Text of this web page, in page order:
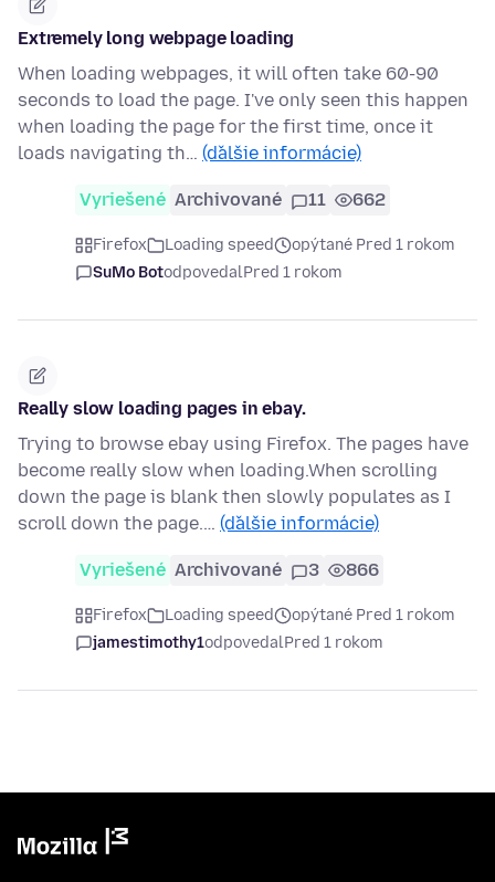
Extremely long webpage loading
When loading webpages, it will often take 60-90
seconds to load the page. I've only seen this happen
when loading the page for the first time, once it
loads navigating th… (ďalšie informácie)
Vyriešené Archivované 11 662
Firefox Loading speed
opýtané Pred 1 rokom
SuMo BotodpovedalPred 1 rokom
Really slow loading pages in ebay.
Trying to browse ebay using Firefox. The pages have
become really slow when loading.When scrolling
down the page is blank then slowly populates as I
scroll down the page.… (ďalšie informácie)
Vyriešené Archivované 3 866
Firefox Loading speed
opýtané Pred 1 rokom
jamestimothy1odpovedalPred 1 rokom